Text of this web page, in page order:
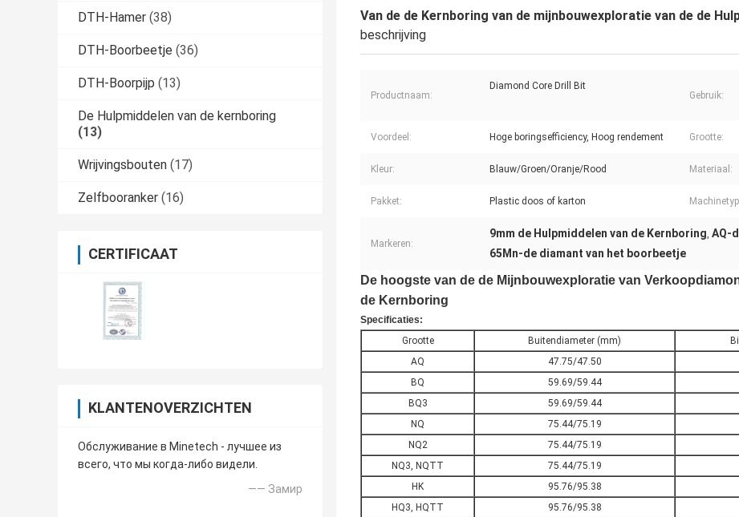
DTH-Hamer (38)
DTH-Boorbeetje (36)
DTH-Boorpijp (13)
De Hulpmiddelen van de kernboring
(13)
Wrijvingsbouten (17)
Zelfbooranker (16)
CERTIFICAAT
KLANTENOVERZICHTEN
Обслуживание в Minetech - лучшее из
всего, что мы когда-либо видели.
—— Замир
Van de de Kernboring van de mijnbouwexploratie van de de
beschrijving
Productnaam:
Diamond Core Drill Bit
Gebruik:
Voordeel: Hoge boringsefficiency, Hoog rendement Grootte:
Kleur: Blauw/Groen/Oranje/Rood Materiaal:
Pakket: Plastic doos of karton
Markeren:
9mm de Hulpmiddelen van de Kernboring, AQ-
65Mn-de diamant van het boorbeetje
De hoogste van de de Mijnbouwexploratie van
de Kernboring
Specificaties:
Grootte
Buitendiameter (mm)
AQ
47.75/47.50
BQ
59.69/59.44
BQ3
59.69/59.44
NQ
75.44/75.19
NQ2
75.44/75.19
NQ3, NQTT
75.44/75.19
HK
95.76/95.38
HQ3, HQTT
95.76/95.38